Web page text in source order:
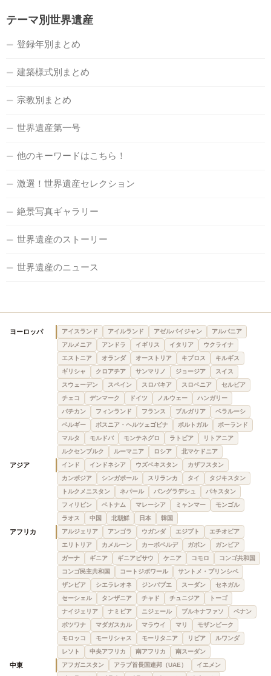
テーマ別世界遺産
登録年別まとめ
建築様式別まとめ
宗教別まとめ
世界遺産第一号
他のキーワードはこちら！
激選！世界遺産セレクション
絶景写真ギャラリー
世界遺産のストーリー
世界遺産のニュース
ヨーロッパ アイスランド アイルランド アゼルバイジャン
アルバニア
アルメニア
アンドラ イギリス イタリア
ウクライナ
エストニア
オランダ オーストリア キプロス
キルギス
ギリシャ
クロアチア サンマリノ ジョージア
スイス
スウェーデン
スペイン スロバキア スロベニア
セルビア
チェコ
デンマーク ドイツ ノルウェー
ハンガリー
バチカン
フィンランド フランス ブルガリア
ベラルーシ
ベルギー
ボスニア・ヘルツェゴビナ ポルトガル
ポーランド
マルタ
モルドバ モンテネグロ ラトビア
リトアニア
ルクセンブルク
ルーマニア ロシア 北マケドニア
アジア インド インドネシア ウズベキスタン
カザフスタン
カンボジア
シンガポール スリランカ タイ
タジキスタン
トルクメニスタン
ネパール バングラデシュ
パキスタン
フィリピン
ベトナム マレーシア ミャンマー
モンゴル
ラオス
中国 北朝鮮 日本 韓国
アフリカ アルジェリア アンゴラ ウガンダ エジプト
エチオピア
エリトリア
カメルーン カーボベルデ ガボン
ガンビア
ガーナ
ギニア ギニアビサウ ケニア コモロ
コンゴ共和国
コンゴ民主共和国
コートジボワール
サントメ・プリンシペ
ザンビア
シエラレオネ ジンバブエ スーダン
セネガル
セーシェル
タンザニア チャド チュニジア
トーゴ
ナイジェリア
ナミビア ニジェール ブルキナファソ
ベナン
ボツワナ
マダガスカル マラウイ マリ
モザンビーク
モロッコ
モーリシャス モーリタニア リビア
ルワンダ
レソト
中央アフリカ 南アフリカ 南スーダン
中東 アフガニスタン アラブ首長国連邦（UAE）
イエメン